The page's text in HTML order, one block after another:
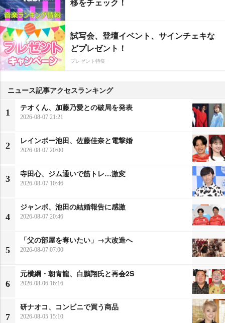
移をチェック！
試写会、登壇イベント、サインチェキな
どプレゼント！
プレゼント特集
ニュース記事アクセスランキング
1
テオくん、加藤乃愛との破局を発表
2026-08-07 21:21
2
レインボー池田、佐藤佳奈と電撃婚
2026-08-07 20:00
3
寺田心、ジム通いで筋トレ…激変
2026-08-07 10:46
4
ジャンボ、池田の結婚報告に感激
2026-08-07 20:46
5
「父の部屋を奪いたい」→大改造へ
2026-08-07 07:00
6
元横綱・朝青龍、白鵬翔氏と再会2S
2026-08-06 16:16
7
研ナオコ、コンビニで買う商品
2026-08-05 15:10